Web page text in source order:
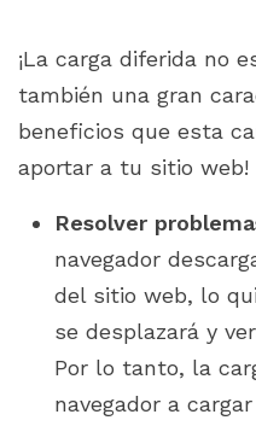
¡La carga diferida no
también una gran
beneficios que esta
aportar a tu sitio web!
Resolver
navegador
del sitio web, lo
se desplazará y
Por lo tanto, la
navegador a